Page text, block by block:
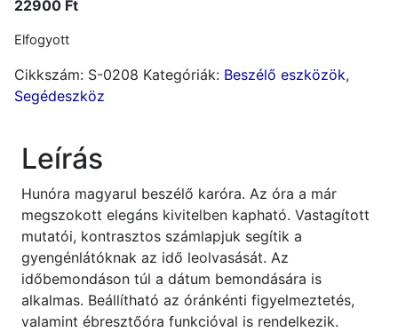
22900 Ft
Elfogyott
Cikkszám: S-0208 Kategóriák: Beszélő eszközök,
Segédeszköz
Leírás
Hunóra magyarul beszélő karóra. Az óra a már
megszokott elegáns kivitelben kapható. Vastagított
mutatói, kontrasztos számlapjuk segítik a
gyengénlátóknak az idő leolvasását. Az
időbemondáson túl a dátum bemondására is
alkalmas. Beállítható az óránkénti figyelmeztetés,
valamint ébresztőóra funkcióval is rendelkezik.